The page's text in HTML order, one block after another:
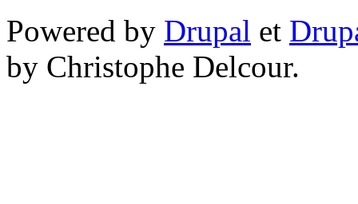
Powered by Drupal et
by Christophe Delcour.